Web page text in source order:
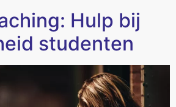
Hulp bij
studenten